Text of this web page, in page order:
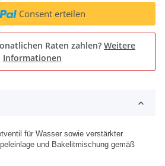
Consent erteilen
Raten zahlen? Weitere
Informationen
für Wasser sowie verstärkter
und Bakelitmischung gemäß